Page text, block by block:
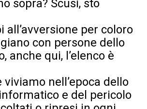
sopra? Scusi, sto
all’avversione per coloro
con persone dello
anche qui, l’elenco è
viviamo nell’epoca dello
e del pericolo